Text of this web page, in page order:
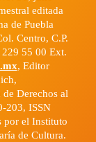
editada
de Puebla
Centro, C.P.
55 00 Ext.
, Editor
de Derechos al
203, ISSN
por el Instituto
de Cultura.